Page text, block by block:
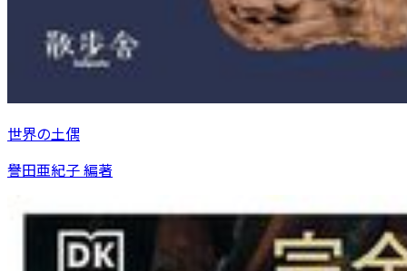
世界の土偶
譽田亜紀子 編著